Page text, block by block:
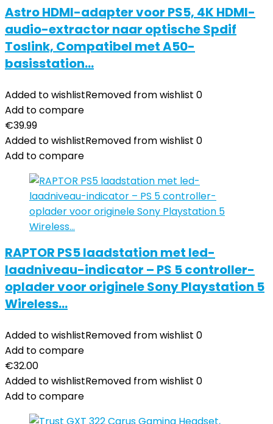
Astro HDMI-adapter voor PS5, 4K HDMI-
audio-extractor naar optische Spdif
Toslink, Compatibel met A50-
basisstation…
Added to wishlistRemoved from wishlist 0
Add to compare
€39.99
Added to wishlistRemoved from wishlist 0
Add to compare
RAPTOR PS5 laadstation met led-
laadniveau-indicator – PS 5 controller-
oplader voor originele Sony Playstation 5
Wireless…
Added to wishlistRemoved from wishlist 0
Add to compare
€32.00
Added to wishlistRemoved from wishlist 0
Add to compare